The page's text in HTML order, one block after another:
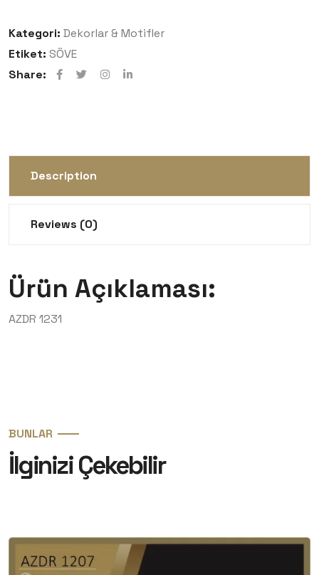
Kategori: Dekorlar & Motifler
Etiket: SÖVE
Share:
Description
Reviews (0)
Ürün Açıklaması:
AZDR 1231
BUNLAR
İlginizi Çekebilir